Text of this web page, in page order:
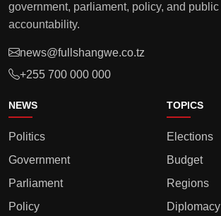
government, parliament, policy, and public
accountability.
news@fullshangwe.co.tz
+255 700 000 000
NEWS
Politics
Government
Parliament
Policy
TOPICS
Elections
Budget
Regions
Diplomacy